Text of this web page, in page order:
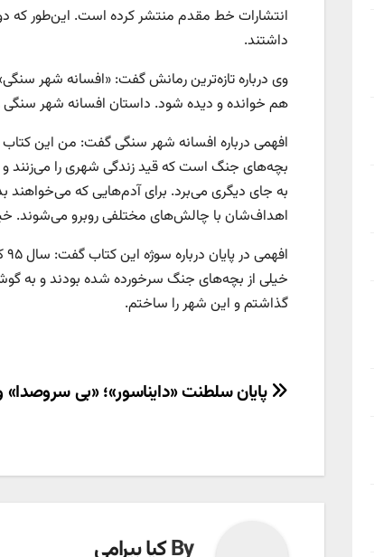
انتشارات خط مقدم منتشر کرده است. این‌طور که
داشتند.
وی درباره تازه‌ترین رمانش گفت: «افسانه شهر
هم خوانده و دیده شود. داستان افسانه شهر
بچه‌های جنگ است که قید زندگی شهری را می‌زنند و
به جای دیگری می‌برد. برای آدم‌هایی که
اهداف‌شان با چالش‌های مختلفی روبرو
خیلی از بچه‌های جنگ سرخورده شده بودند و به
گذاشتم و این شهر را ساختم.
راهبری
پایان سلطنت «دایناسور»؛ «بی سروصدا»
Byکیا بیرامی